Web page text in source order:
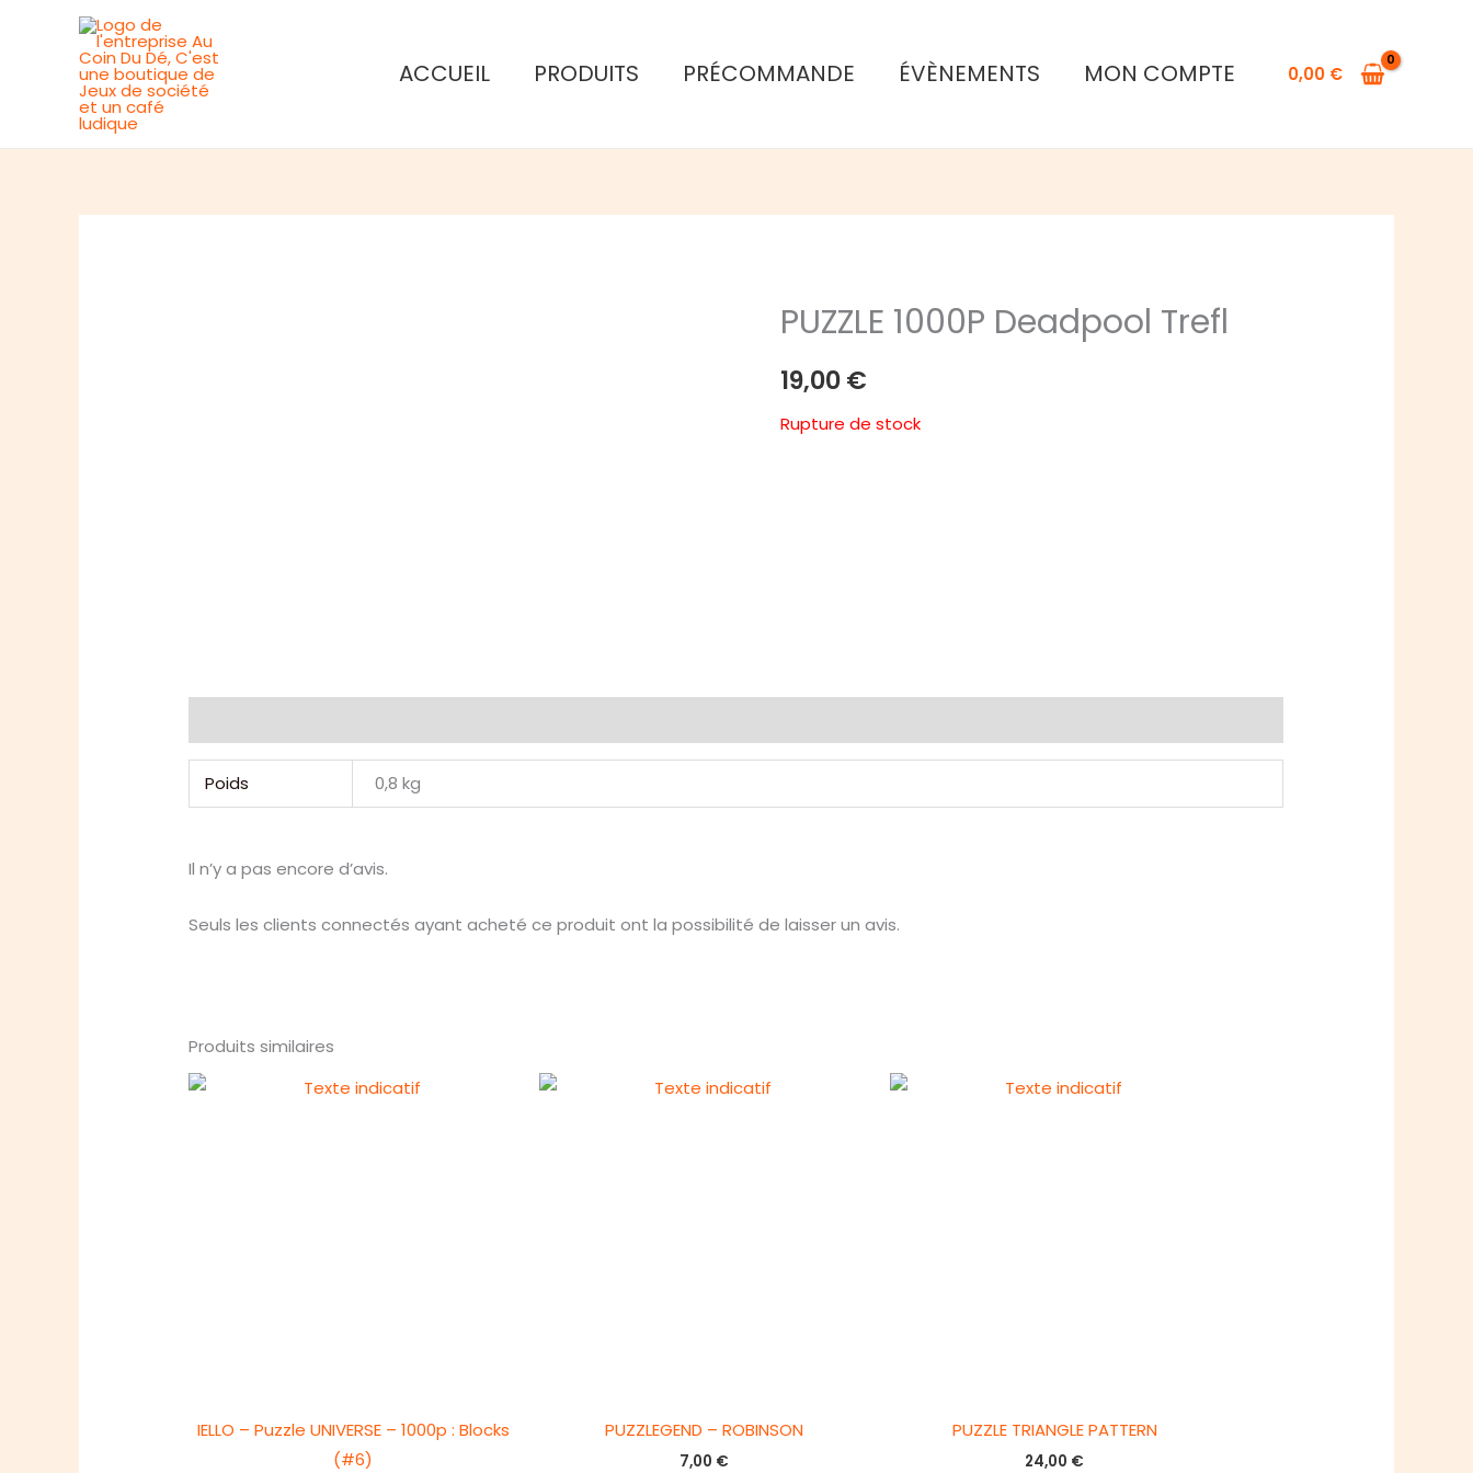
ACCUEIL PRODUITS PRÉCOMMANDE ÉVÈNEMENTS MON COMPTE 0,00 €
PUZZLE 1000P Deadpool Trefl
19,00€
Rupture de stock
Poids 0,8 kg
Il n’y a pas encore d’avis.
Seuls les clients connectés ayant acheté ce produit ont la possibilité de laisser un avis.
Produits similaires
IELLO – Puzzle UNIVERSE – 1000p : Blocks
(#6)
PUZZLEGEND – ROBINSON
7,00 €
PUZZLE TRIANGLE PATTERN
24,00 €